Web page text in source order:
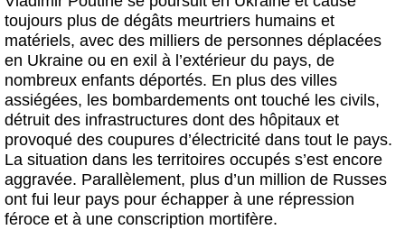
toujours plus de dégâts meurtriers humains et
matériels, avec des milliers de personnes déplacées
en Ukraine ou en exil à l’extérieur du pays, de
nombreux enfants déportés. En plus des villes
assiégées, les bombardements ont touché les civils,
détruit des infrastructures dont des hôpitaux et
provoqué des coupures d’électricité dans tout le pays.
La situation dans les territoires occupés s’est encore
aggravée. Parallèlement, plus d’un million de Russes
ont fui leur pays pour échapper à une répression
féroce et à une conscription mortifère.